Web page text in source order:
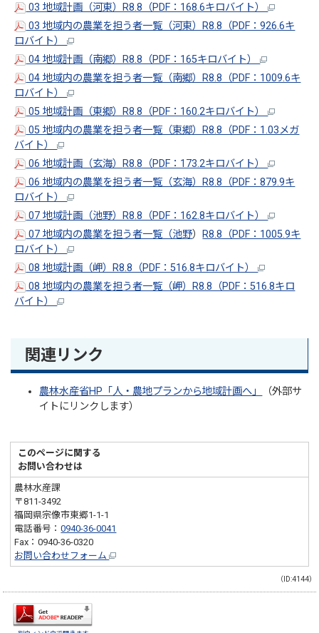
03 地域計画（河東）R8.8（PDF：168.6キロバイト）
03 地域内の農業を担う者一覧（河東）R8.8（PDF：926.6キ
ロバイト）
04 地域計画（南郷）R8.8（PDF：165キロバイト）
04 地域内の農業を担う者一覧（南郷）R8.8（PDF：1009.6キ
ロバイト）
05 地域計画（東郷）R8.8（PDF：160.2キロバイト）
05 地域内の農業を担う者一覧（東郷）R8.8（PDF：1.03メガ
バイト）
06 地域計画（玄海） R8.8（PDF：173.2キロバイト）
06 地域内の農業を担う者一覧（玄海）R8.8（PDF：879.9キ
ロバイト）
07 地域計画（池野）R8.8（PDF：162.8キロバイト）
07 地域内の農業を担う者一覧（池野） R8.8（PDF：1005.9キ
ロバイト）
08 地域計画（岬）R8.8（PDF：516.8キロバイト）
08 地域内の農業を担う者一覧（岬）R8.8（PDF：516.8キロ
バイト）
関連リンク
農林水産省HP「人・農地プランから地域計画へ」
（外部サ
イトにリンクします）
このページに関する
お問い合わせは
農林水産課
〒811-3492
福岡県宗像市東郷1-1-1
電話番号：0940-36-0041
Fax：0940-36-0320
お問い合わせフォーム
（ID:4144）